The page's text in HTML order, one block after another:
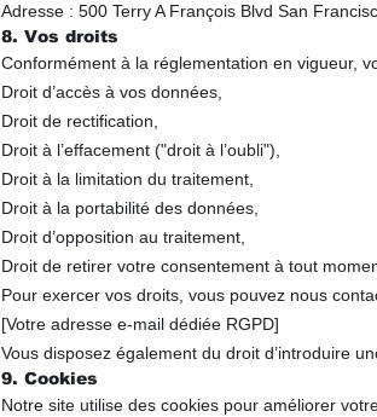
Adresse : 500 Terry A François Blvd San
8. Vos droits
Conformément à la réglementation en vigueur,
Droit d’accès à vos données,
Droit de rectification,
Droit à l’effacement ("droit à l’oubli"),
Droit à la limitation du traitement,
Droit à la portabilité des données,
Droit d’opposition au traitement,
Droit de retirer votre consentement à tout
Pour exercer vos droits, vous pouvez nous
[Votre adresse e-mail dédiée RGPD]
Vous disposez également du droit d’introduire
9. Cookies
Notre site utilise des cookies pour améliorer